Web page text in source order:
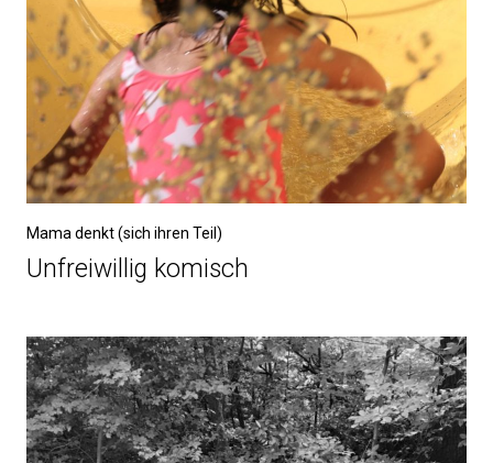
Mama denkt (sich ihren Teil)
Unfreiwillig komisch